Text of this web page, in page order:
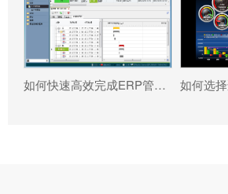
如何快速高效完成ERP管理系统配置?